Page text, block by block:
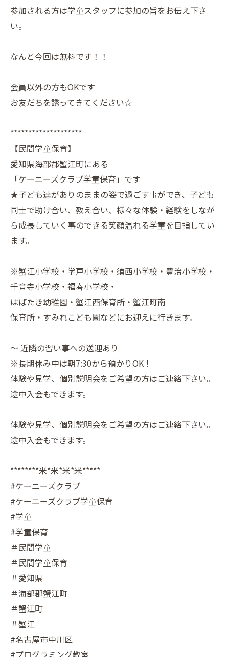
参加される方は学童スタッフに参加の旨をお伝え下さ
い。
なんと今回は無料です！！
会員以外の方もOKです
お友だちを誘ってきてください☆
********************
【民間学童保育】
愛知県海部郡蟹江町にある
「ケーニーズクラブ学童保育」です
★子ども達がありのままの姿で過ごす事ができ、子ども
同士で助け合い、教え合い、様々な体験・経験をしなが
ら成長していく事のできる笑顔温れる学童を目指してい
ます。
※蟹江小学校・学戸小学校・須西小学校・豊治小学校・
千音寺小学校・福春小学校・
はばたき幼稚園・蟹江西保育所・蟹江町南
保育所・すみれこども園などにお迎えに行きます。
～ 近隣の習い事への送迎あり
※長期休み中は朝7:30から預かりOK！
体験や見学、個別説明会をご希望の方はご連絡下さい。
途中入会もできます。
体験や見学、個別説明会をご希望の方はご連絡下さい。
途中入会もできます。
********米*米*米*米*****
#ケーニーズクラブ
#ケーニーズクラブ学童保育
#学童
#学童保育
＃民間学童
＃民間学童保育
＃愛知県
＃海部郡蟹江町
＃蟹江町
＃蟹江
#名古屋市中川区
#プログラミング教室